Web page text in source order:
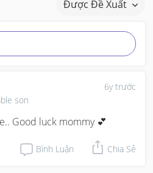
Được Đề Xuất
6y trước
son
Good luck mommy 💕
Bình Luận Chia Sẻ